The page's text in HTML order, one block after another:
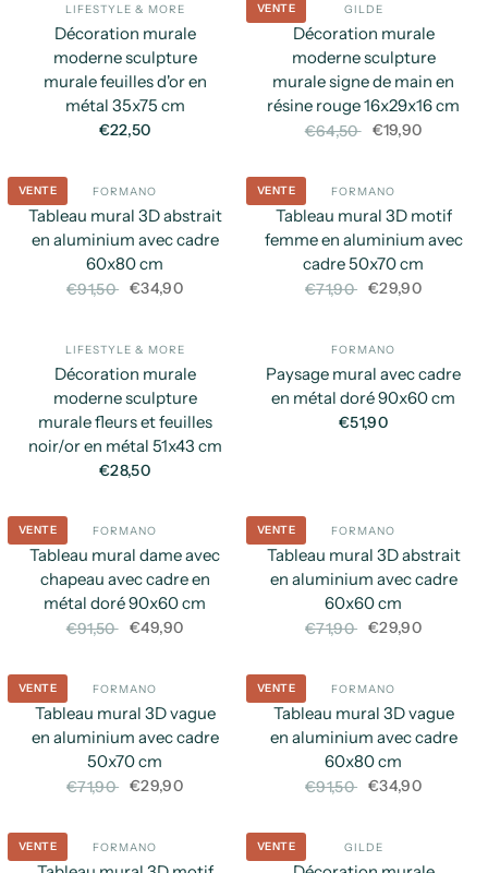
APERÇU RAPIDE
LIFESTYLE & MORE
Décoration murale
moderne sculpture
murale feuilles d'or en
métal 35x75 cm
€22,50
VENTE GILDE
Décoration murale
moderne sculpture
murale signe de main en
résine rouge 16x29x16 cm
€64,50 €19,90
VENTE APERÇU RAPIDE
FORMANO
Tableau mural 3D abstrait
en aluminium avec cadre
60x80 cm
€91,50 €34,90
VENTE FORMANO
Tableau mural 3D motif
femme en aluminium avec
cadre 50x70 cm
€71,90 €29,90
APERÇU RAPIDE
LIFESTYLE & MORE
Décoration murale
moderne sculpture
murale fleurs et feuilles
noir/or en métal 51x43 cm
€28,50
FORMANO
Paysage mural avec cadre
en métal doré 90x60 cm
€51,90
VENTE APERÇU RAPIDE
FORMANO
Tableau mural dame avec
chapeau avec cadre en
métal doré 90x60 cm
€91,50 €49,90
VENTE FORMANO
Tableau mural 3D abstrait
en aluminium avec cadre
60x60 cm
€71,90 €29,90
VENTE APERÇU RAPIDE
FORMANO
Tableau mural 3D vague
en aluminium avec cadre
50x70 cm
€71,90 €29,90
VENTE FORMANO
Tableau mural 3D vague
en aluminium avec cadre
60x80 cm
€91,50 €34,90
VENTE APERÇU RAPIDE
FORMANO VENTE GILDE